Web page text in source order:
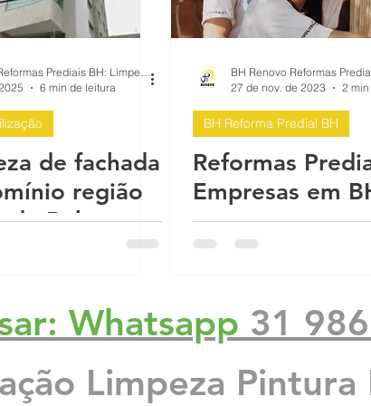
Reforma de Fachada Predial Prédios
Desplacamento revestimento evitar BH Renovo
Bairro Castelo em BH Manutenção de fachadas
Reforma Predial
BH Renovo Reformas Prediais BH: Limpeza Manutenção Predial Fachada
6 min de leitura
de fachada
região
de Belo
27 de nov. de 2023
2
BH Reforma Predial BH
Reformas
Empresas em
Whatsapp 31
Limpeza Pintura